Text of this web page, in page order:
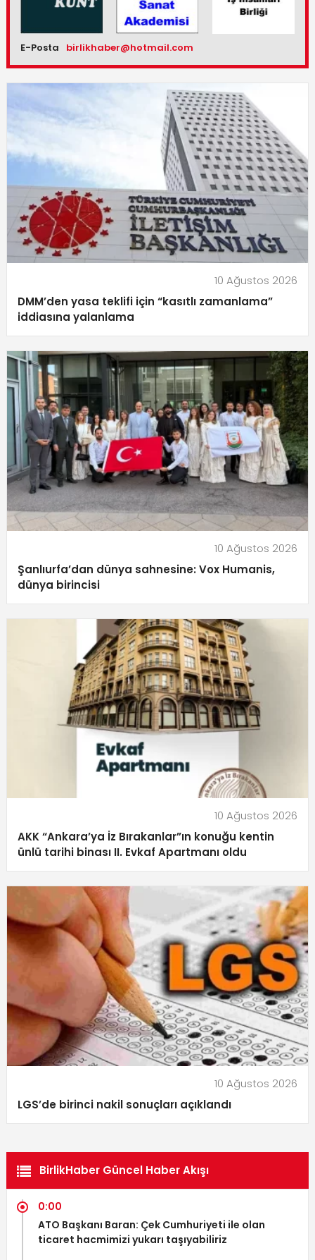
E-Posta birlikhaber@hotmail.com
10 Ağustos 2026
DMM’den yasa teklifi için “kasıtlı zamanlama”
iddiasına yalanlama
10 Ağustos 2026
Şanlıurfa’dan dünya sahnesine: Vox Humanis,
dünya birincisi
10 Ağustos 2026
AKK “Ankara’ya İz Bırakanlar”ın konuğu kentin
ünlü tarihi binası II. Evkaf Apartmanı oldu
10 Ağustos 2026
LGS’de birinci nakil sonuçları açıklandı
BirlikHaber Güncel Haber Akışı
0:00
ATO Başkanı Baran: Çek Cumhuriyeti ile olan
ticaret hacmimizi yukarı taşıyabiliriz